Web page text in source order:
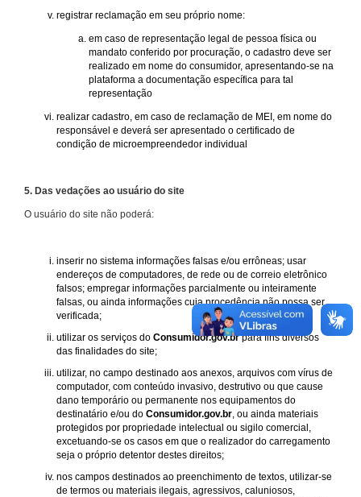
registrar reclamação em seu próprio nome:
em caso de representação legal de pessoa física ou
mandato conferido por procuração, o cadastro deve ser
realizado em nome do consumidor, apresentando-se na
plataforma a documentação específica para tal
representação
realizar cadastro, em caso de reclamação de MEI, em nome do
responsável e deverá ser apresentado o certificado de
condição de microempreendedor individual
5. Das vedações ao usuário do site
O usuário do site não poderá:
inserir no sistema informações falsas e/ou errôneas; usar
endereços de computadores, de rede ou de correio eletrônico
falsos; empregar informações parcialmente ou inteiramente
falsas, ou ainda informações cuja procedência não possa ser
verificada;
utilizar os serviços do Consumidor.gov.brpara fins diversos
das finalidades do site;
utilizar, no campo destinado aos anexos, arquivos com vírus de
computador, com conteúdo invasivo, destrutivo ou que cause
dano temporário ou permanente nos equipamentos do
destinatário e/ou do Consumidor.gov.br , ou ainda materiais
protegidos por propriedade intelectual ou sigilo comercial,
excetuando-se os casos em que o realizador do carregamento
seja o próprio detentor destes direitos;
nos campos destinados ao preenchimento de textos, utilizar-se
de termos ou materiais ilegais, agressivos, caluniosos,